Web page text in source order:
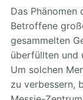
Das Phänomen
Betroffene
gesammelten
überfüllten und
Um solchen
zu verbessern,